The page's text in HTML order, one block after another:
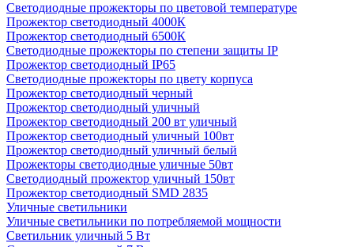
Светодиодные прожекторы по цветовой температуре
Прожектор светодиодный 4000К
Прожектор светодиодный 6500К
Светодиодные прожекторы по степени защиты IP
Прожектор светодиодный IP65
Светодиодные прожекторы по цвету корпуса
Прожектор светодиодный черный
Прожектор светодиодный уличный
Прожектор светодиодный 200 вт уличный
Прожектор светодиодный уличный 100вт
Прожектор светодиодный уличный белый
Прожекторы светодиодные уличные 50вт
Светодиодный прожектор уличный 150вт
Прожектор светодиодный SMD 2835
Уличные светильники
Уличные светильники по потребляемой мощности
Светильник уличный 5 Вт